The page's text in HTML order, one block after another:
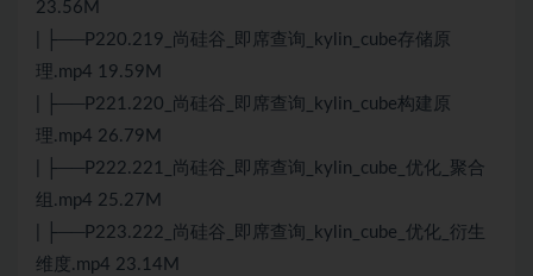
23.56M
| ├──P220.219_尚硅谷_即席查询_kylin_cube存储原
理.mp4 19.59M
| ├──P221.220_尚硅谷_即席查询_kylin_cube构建原
理.mp4 26.79M
| ├──P222.221_尚硅谷_即席查询_kylin_cube_优化_聚合
组.mp4 25.27M
| ├──P223.222_尚硅谷_即席查询_kylin_cube_优化_衍生
维度.mp4 23.14M